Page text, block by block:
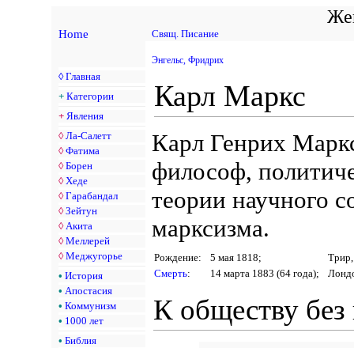
Home Свящ. Писание
◊ Главная
+ Категории
+ Явления
◊ Ла-Салетт
◊ Фатима
◊ Борен
◊ Хеде
◊ Гарабандал
◊ Зейтун
◊ Акита
◊ Меллерей
◊ Меджугорье
• История
• Апостасия
• Коммунизм
• 1000 лет
• Библия
Энгельс, Фридрих
Карл Маркс
Карл Генрих
философ,
теории научного
марксизма.
Рождение: 5 мая 1818;
Смерть: 14 марта 1883 (64 года);
К обществу без